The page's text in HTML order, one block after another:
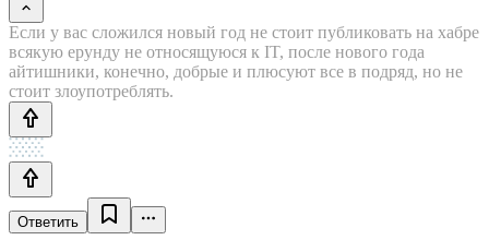
Если у вас сложился новый год не стоит публиковать на хабре
всякую ерунду не относящуюся к IT, после нового года
айтишники, конечно, добрые и плюсуют все в подряд, но не
стоит злоупотреблять.
Ответить